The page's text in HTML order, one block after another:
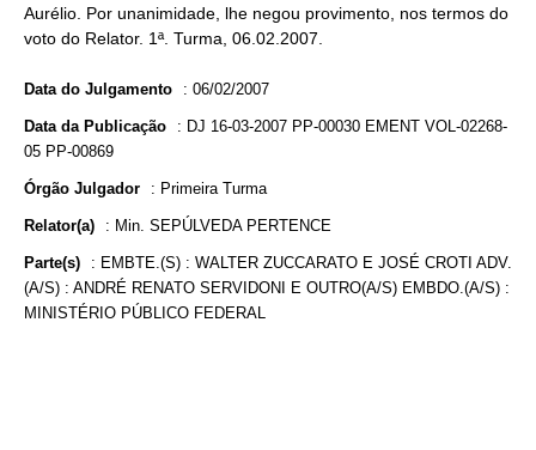
Aurélio. Por unanimidade, lhe negou provimento, nos termos do
voto do Relator. 1ª. Turma, 06.02.2007.
Data do Julgamento : 06/02/2007
Data da Publicação : DJ 16-03-2007 PP-00030 EMENT VOL-02268-
05 PP-00869
Órgão Julgador : Primeira Turma
Relator(a) : Min. SEPÚLVEDA PERTENCE
Parte(s) : EMBTE.(S) : WALTER ZUCCARATO E JOSÉ CROTI ADV.
(A/S) : ANDRÉ RENATO SERVIDONI E OUTRO(A/S) EMBDO.(A/S) :
MINISTÉRIO PÚBLICO FEDERAL